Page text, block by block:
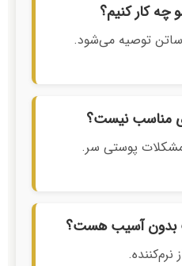
چه کار کنیم؟
ساتن توصیه می‌شود.
مناسب نیست؟
پوستی سر.
بدون آسیب هست؟
نرم‌کننده.